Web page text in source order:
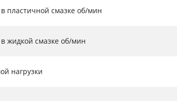
пластичной смазке об/мин
жидкой смазке об/мин
нагрузки